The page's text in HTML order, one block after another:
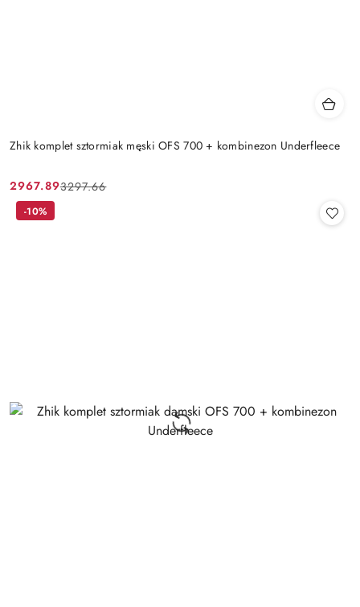
Zhik komplet sztormiak męski OFS 700 + kombinezon Underfleece
Cena
promocyjna:
2967.89
Cena
przed
3297.66
-10%